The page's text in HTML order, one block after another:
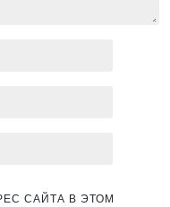
САЙТА В ЭТОМ